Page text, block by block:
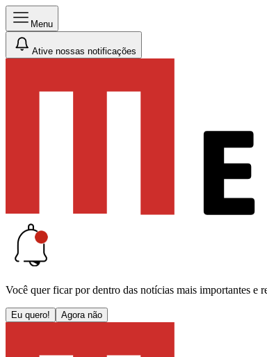
Menu
Ative nossas notificações
Você quer ficar por dentro das notícias mais importantes e
Eu quero! Agora não